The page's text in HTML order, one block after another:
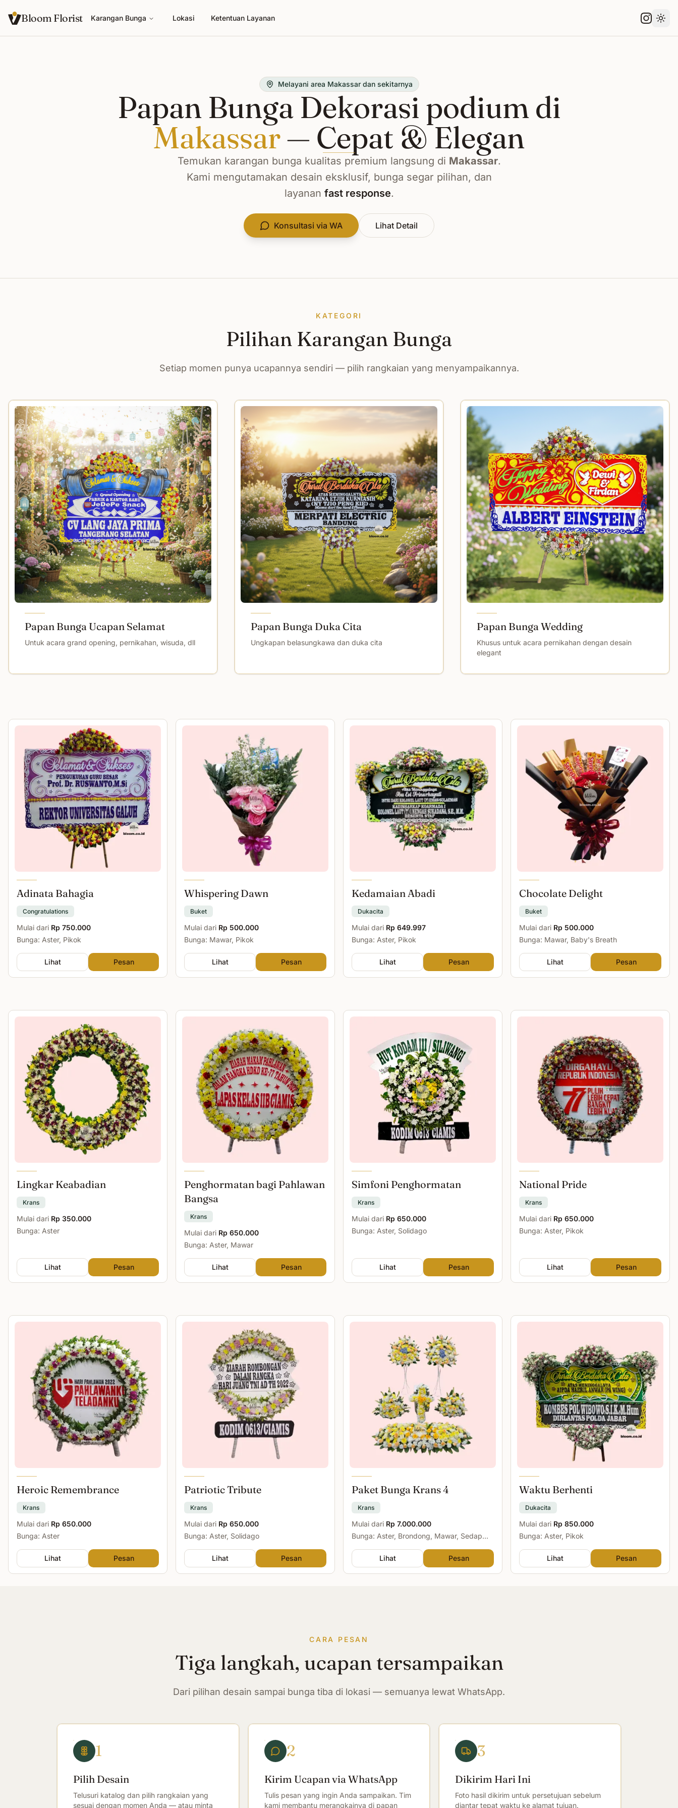
Bloom Florist Karangan Bunga Lokasi Ketentuan Layanan
Melayani area Makassar dan sekitarnya
Papan Bunga Dekorasi podium di
Makassar— Cepat & Elegan
Temukan karangan bunga kualitas premium langsung di Makassar.
Kami mengutamakan desain eksklusif, bunga segar pilihan, dan
layanan fast response.
Konsultasi via WA Lihat Detail
KATEGORI
Pilihan Karangan Bunga
Setiap momen punya ucapannya sendiri — pilih rangkaian yang menyampaikannya.
Papan Bunga Ucapan Selamat
Untuk acara grand opening, pernikahan, wisuda, dll
Papan Bunga Duka Cita
Ungkapan belasungkawa dan duka cita
Papan Bunga Wedding
Khusus untuk acara pernikahan dengan desain
elegant
Adinata Bahagia
Congratulations
Mulai dari Rp 750.000
Bunga: Aster, Pikok
Lihat Pesan
Whispering Dawn
Buket
Mulai dari Rp 500.000
Bunga: Mawar, Pikok
Lihat Pesan
Kedamaian Abadi
Dukacita
Mulai dari Rp 649.997
Bunga: Aster, Pikok
Lihat Pesan
Chocolate Delight
Buket
Mulai dari Rp 500.000
Bunga: Mawar, Baby's Breath
Lihat Pesan
Lingkar Keabadian
Krans
Mulai dari Rp 350.000
Bunga: Aster
Lihat Pesan
Penghormatan bagi Pahlawan
Bangsa
Krans
Mulai dari Rp 650.000
Bunga: Aster, Mawar
Lihat Pesan
Simfoni Penghormatan
Krans
Mulai dari Rp 650.000
Bunga: Aster, Solidago
Lihat Pesan
National Pride
Krans
Mulai dari Rp 650.000
Bunga: Aster, Pikok
Lihat Pesan
Heroic Remembrance
Krans
Mulai dari Rp 650.000
Bunga: Aster
Lihat Pesan
Patriotic Tribute
Krans
Mulai dari Rp 650.000
Bunga: Aster, Solidago
Lihat Pesan
Paket Bunga Krans 4
Krans
Mulai dari Rp 7.000.000
Bunga: Aster, Brondong, Mawar, Sedap
Lihat
Pesan
Waktu Berhenti
Dukacita
Mulai dari Rp 850.000
Bunga: Aster, Pikok
Lihat Pesan
CARA PESAN
Tiga langkah, ucapan tersampaikan
Dari pilihan desain sampai bunga tiba di lokasi — semuanya lewat WhatsApp.
1
Pilih Desain
Telusuri katalog dan pilih rangkaian yang
sesuai dengan momen Anda — atau minta
2
Kirim Ucapan via WhatsApp
Tulis pesan yang ingin Anda sampaikan. Tim
kami membantu merangkainya di papan
3
Dikirim Hari Ini
Foto hasil dikirim untuk persetujuan sebelum
diantar tepat waktu ke alamat tujuan.